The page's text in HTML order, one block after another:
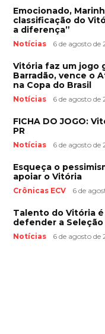
Emocionado,
classificação do
a diferença”
Notícias 6 de agosto de
Vitória faz um jogo
Barradão, vence o
na Copa do Brasil
Notícias 6 de agosto de
FICHA DO JOGO:
PR
Notícias 6 de agosto de
Esqueça o
apoiar o Vitória
Crônicas ECV 6 de
Talento do Vitória
defender a Seleção
Notícias 6 de agosto de